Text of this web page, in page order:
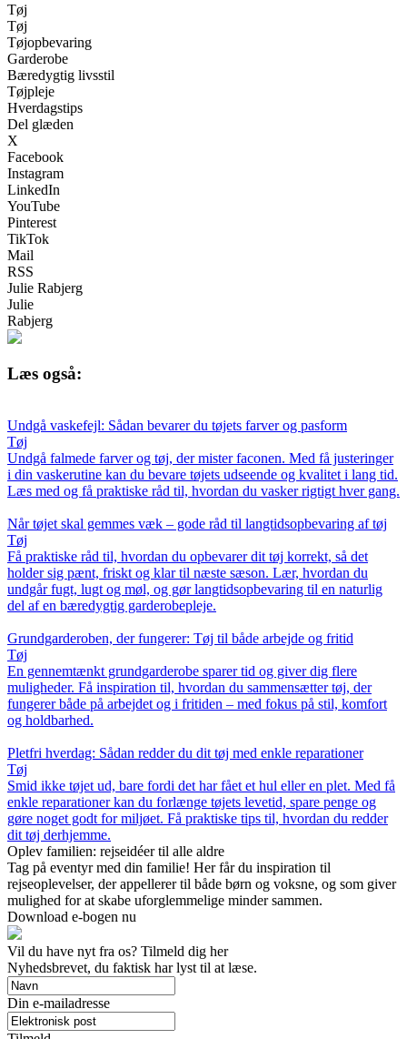
Tøj
Tøj
Tøjopbevaring
Garderobe
Bæredygtig livsstil
Tøjpleje
Hverdagstips
Del glæden
X
Facebook
Instagram
LinkedIn
YouTube
Pinterest
TikTok
Mail
RSS
Julie Rabjerg
Julie
Rabjerg
Læs også:
Undgå vaskefejl: Sådan bevarer du tøjets farver og pasform
Tøj
Undgå falmede farver og tøj, der mister faconen. Med få justeringer
i din vaskerutine kan du bevare tøjets udseende og kvalitet i lang tid.
Læs med og få praktiske råd til, hvordan du vasker rigtigt hver gang.
Når tøjet skal gemmes væk – gode råd til langtidsopbevaring af tøj
Tøj
Få praktiske råd til, hvordan du opbevarer dit tøj korrekt, så det
holder sig pænt, friskt og klar til næste sæson. Lær, hvordan du
undgår fugt, lugt og møl, og gør langtidsopbevaring til en naturlig
del af en bæredygtig garderobepleje.
Grundgarderoben, der fungerer: Tøj til både arbejde og fritid
Tøj
En gennemtænkt grundgarderobe sparer tid og giver dig flere
muligheder. Få inspiration til, hvordan du sammensætter tøj, der
fungerer både på arbejdet og i fritiden – med fokus på stil, komfort
og holdbarhed.
Pletfri hverdag: Sådan redder du dit tøj med enkle reparationer
Tøj
Smid ikke tøjet ud, bare fordi det har fået et hul eller en plet. Med få
enkle reparationer kan du forlænge tøjets levetid, spare penge og
gøre noget godt for miljøet. Få praktiske tips til, hvordan du redder
dit tøj derhjemme.
Oplev familien: rejseidéer til alle aldre
Tag på eventyr med din familie! Her får du inspiration til
rejseoplevelser, der appellerer til både børn og voksne, og som giver
mulighed for at skabe uforglemmelige minder sammen.
Download e-bogen nu
Vil du have nyt fra os? Tilmeld dig her
Nyhedsbrevet, du faktisk har lyst til at læse.
Din e-mailadresse